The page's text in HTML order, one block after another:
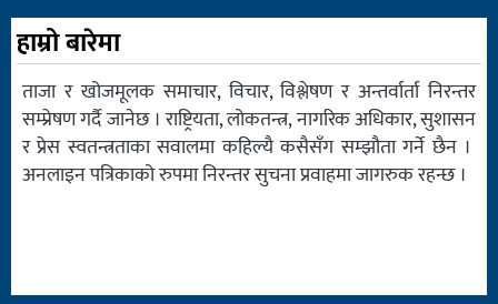
हाम्रो बारेमा
ताजा र खोजमूलक समाचार, विचार, विश्लेषण र अन्तर्वार्ता निरन्तर
सम्प्रेषण गर्दै जानेछ । राष्ट्रियता, लोकतन्त्र, नागरिक अधिकार, सुशासन
र प्रेस स्वतन्त्रताका सवालमा कहिल्यै कसैसँग सम्झौता गर्ने छैन ।
अनलाइन पत्रिकाको रुपमा निरन्तर सुचना प्रवाहमा जागरुक रहन्छ ।